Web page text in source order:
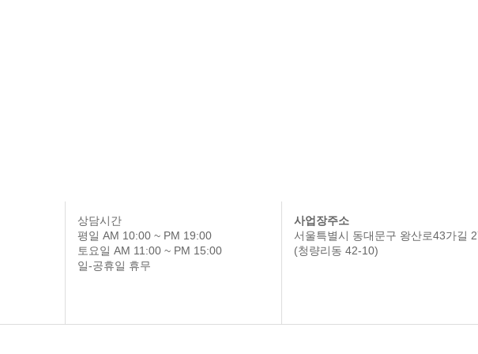
상담시간
평일 AM 10:00 ~ PM 19:00
토요일 AM 11:00 ~ PM 15:00
일-공휴일 휴무
사업장주소
서울특별시 동대문구 왕산로43가길
(청량리동 42-10)